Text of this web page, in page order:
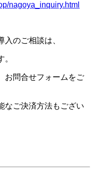
nagoya_inquiry.html
のご相談は、
お問合せフォームをご
なご決済方法もござい